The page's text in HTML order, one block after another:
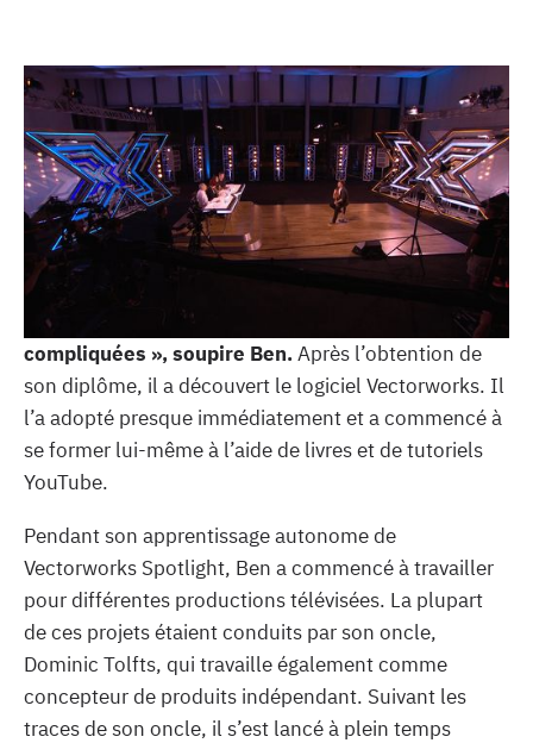
© Ben Telford / Thames TV
Ben Telforda étudié la conception de produits à la
Buckinghamshire New University. Il a consacré
énormément de temps à différents logiciels de CAO,
et a donc pu expérimenter énormément d’options.
Ben était très frustré par Autodesk et AutoCAD. «
Les tâches les plus basiques étaient inutilement
compliquées », soupire Ben. Après l’obtention de
son diplôme, il a découvert le logiciel Vectorworks. Il
l’a adopté presque immédiatement et a commencé à
se former lui-même à l’aide de livres et de tutoriels
YouTube.
Pendant son apprentissage autonome de
Vectorworks Spotlight, Ben a commencé à travailler
pour différentes productions télévisées. La plupart
de ces projets étaient conduits par son oncle,
Dominic Tolfts, qui travaille également comme
concepteur de produits indépendant. Suivant les
traces de son oncle, il s’est lancé à plein temps